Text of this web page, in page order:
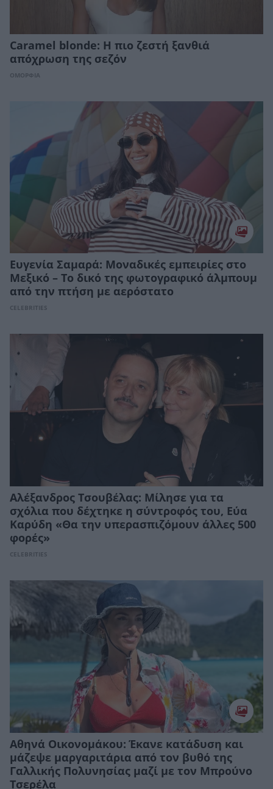
Caramel blonde: Η πιο ζεστή ξανθιά
απόχρωση της σεζόν
ΟΜΟΡΦΙΑ
Ευγενία Σαμαρά: Μοναδικές εμπειρίες στο
Μεξικό – Το δικό της φωτογραφικό άλμπουμ
από την πτήση με αερόστατο
CELEBRITIES
Αλέξανδρος Τσουβέλας: Μίλησε για τα
σχόλια που δέχτηκε η σύντροφός του, Εύα
Καρύδη «Θα την υπερασπιζόμουν άλλες 500
φορές»
CELEBRITIES
Αθηνά Οικονομάκου: Έκανε κατάδυση και
μάζεψε μαργαριτάρια από τον βυθό της
Γαλλικής Πολυνησίας μαζί με τον Μπρούνο
Τσερέλα